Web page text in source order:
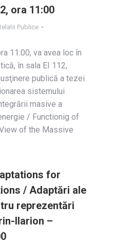
ora 11:00
Publice
11:00, va avea loc în
în sala EI 112,
publică a tezei
sistemului
masive a
/ Functionig of
of the Massive
for
/ Adaptări ale
reprezentări
Ilarion –